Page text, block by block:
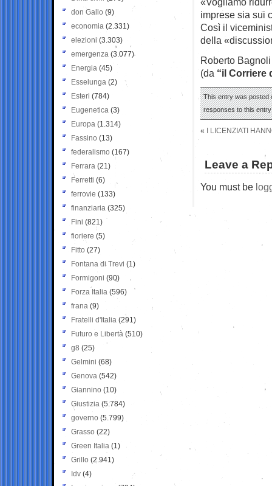
imprese sia sui
Così il
della
Roberto Bagnoli
(da “il Corriere
This entry was posted
responses to this
« I LICENZIATI
Leave a
You must be
don Gallo (9)
economia (2.331)
elezioni (3.303)
emergenza (3.077)
Energia (45)
Esselunga (2)
Esteri (784)
Eugenetica (3)
Europa (1.314)
Fassino (13)
federalismo (167)
Ferrara (21)
Ferretti (6)
ferrovie (133)
finanziaria (325)
Fini (821)
fioriere (5)
Fitto (27)
Fontana di Trevi (1)
Formigoni (90)
Forza Italia (596)
frana (9)
Fratelli d'Italia (291)
Futuro e Libertà (510)
g8 (25)
Gelmini (68)
Genova (542)
Giannino (10)
Giustizia (5.784)
governo (5.799)
Grasso (22)
Green Italia (1)
Grillo (2.941)
Idv (4)